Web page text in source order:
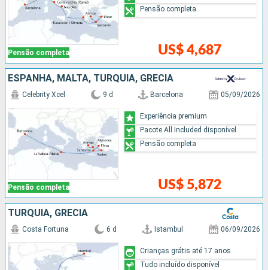
Pensão completa US$ 4,687
Pensão completa
ESPANHA, MALTA, TURQUIA, GRÉCIA
Pensão completa
Celebrity Xcel 9 d Barcelona 05/09/2026
US$ 5,872
Experiência premium
Pacote All Included disponível
Pensão completa
TURQUIA, GRÉCIA
Costa Fortuna 6 d Istambul 06/09/2026
Crianças grátis até 17 anos
Tudo incluído disponível